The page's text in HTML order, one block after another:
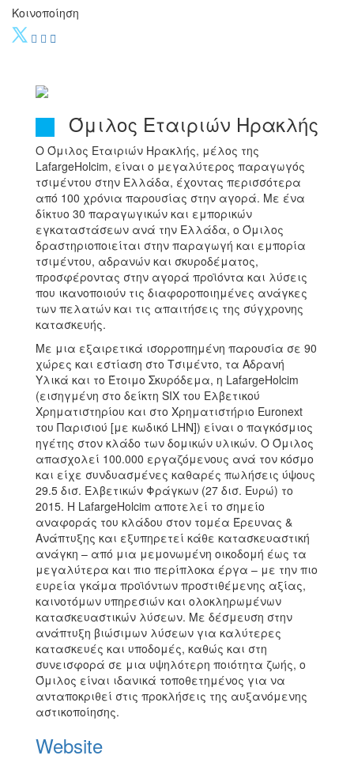
Κοινοποίηση
Όμιλος Εταιριών Ηρακλής
Ο Όμιλος Εταιριών Ηρακλής, μέλος της
LafargeHolcim, είναι ο μεγαλύτερος παραγωγός
τσιμέντου στην Ελλάδα, έχοντας περισσότερα
από 100 χρόνια παρουσίας στην αγορά. Με ένα
δίκτυο 30 παραγωγικών και εμπορικών
εγκαταστάσεων ανά την Ελλάδα, ο Όμιλος
δραστηριοποιείται στην παραγωγή και εμπορία
τσιμέντου, αδρανών και σκυροδέματος,
προσφέροντας στην αγορά προϊόντα και λύσεις
που ικανοποιούν τις διαφοροποιημένες ανάγκες
των πελατών και τις απαιτήσεις της σύγχρονης
κατασκευής.
Με μια εξαιρετικά ισορροπημένη παρουσία σε 90
χώρες και εστίαση στο Τσιμέντο, τα Αδρανή
Υλικά και το Έτοιμο Σκυρόδεμα, η LafargeHolcim
(εισηγμένη στο δείκτη SIX του Ελβετικού
Χρηματιστηρίου και στο Χρηματιστήριο Euronext
του Παρισιού [με κωδικό LHN]) είναι ο παγκόσμιος
ηγέτης στον κλάδο των δομικών υλικών. Ο Όμιλος
απασχολεί 100.000 εργαζόμενους ανά τον κόσμο
και είχε συνδυασμένες καθαρές πωλήσεις ύψους
29.5 δισ. Ελβετικών Φράγκων (27 δισ. Ευρώ) το
2015. Η LafargeHolcim αποτελεί το σημείο
αναφοράς του κλάδου στον τομέα Έρευνας &
Ανάπτυξης και εξυπηρετεί κάθε κατασκευαστική
ανάγκη – από μια μεμονωμένη οικοδομή έως τα
μεγαλύτερα και πιο περίπλοκα έργα – με την πιο
ευρεία γκάμα προϊόντων προστιθέμενης αξίας,
καινοτόμων υπηρεσιών και ολοκληρωμένων
κατασκευαστικών λύσεων. Με δέσμευση στην
ανάπτυξη βιώσιμων λύσεων για καλύτερες
κατασκευές και υποδομές, καθώς και στη
συνεισφορά σε μια υψηλότερη ποιότητα ζωής, ο
Όμιλος είναι ιδανικά τοποθετημένος για να
ανταποκριθεί στις προκλήσεις της αυξανόμενης
αστικοποίησης.
Website